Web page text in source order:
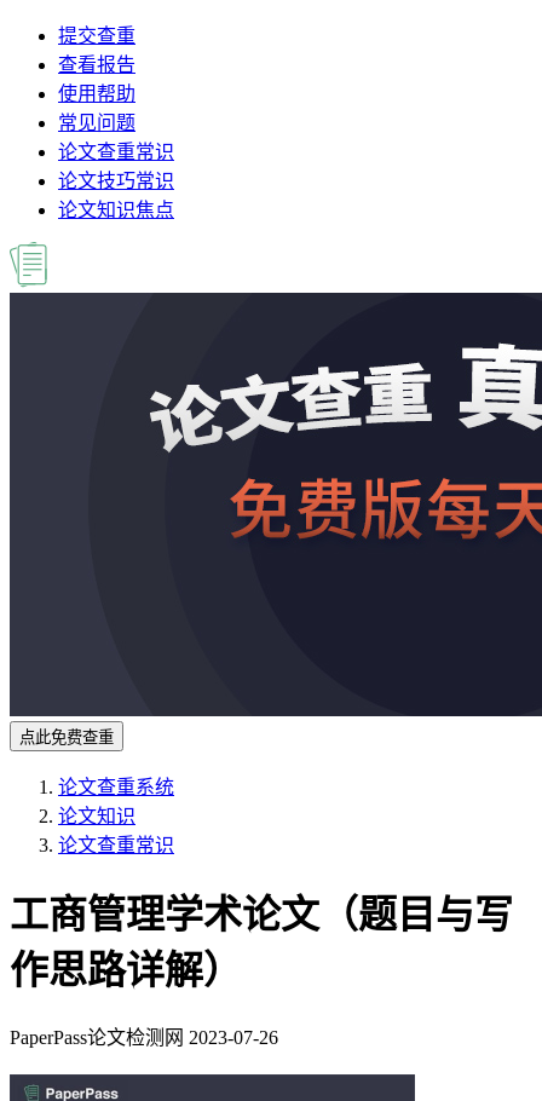
提交查重
查看报告
使用帮助
常见问题
论文查重常识
论文技巧常识
论文知识焦点
点此免费查重
论文查重系统
论文知识
论文查重常识
工商管理学术论文（题目与写
作思路详解）
PaperPass论文检测网 2023-07-26